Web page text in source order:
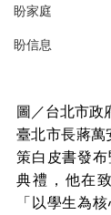
盼家庭
盼信息
圖／台北市政
臺北市長蔣
策白皮書發
典禮，他在
「以學生為